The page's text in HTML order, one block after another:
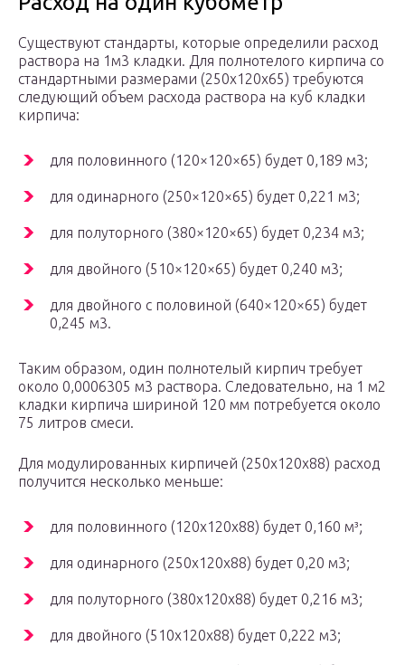
Существуют стандарты, которые определили расход
раствора на 1м3 кладки. Для полнотелого кирпича со
стандартными размерами (250х120х65) требуются
следующий объем расхода раствора на куб кладки
кирпича:
для половинного (120×120×65) будет 0,189 м3;
для одинарного (250×120×65) будет 0,221 м3;
для полуторного (380×120×65) будет 0,234 м3;
для двойного (510×120×65) будет 0,240 м3;
для двойного с половиной (640×120×65) будет
0,245 м3.
Таким образом, один полнотелый кирпич требует
около 0,0006305 м3 раствора. Следовательно, на 1 м2
кладки кирпича шириной 120 мм потребуется около
75 литров смеси.
Для модулированных кирпичей (250х120х88) расход
получится несколько меньше:
для половинного (120х120х88) будет 0,160 м³;
для одинарного (250х120х88) будет 0,20 м3;
для полуторного (380х120х88) будет 0,216 м3;
для двойного (510х120х88) будет 0,222 м3;